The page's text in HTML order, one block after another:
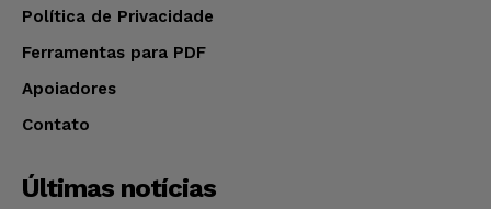
Política de Privacidade
Ferramentas para PDF
Apoiadores
Contato
Últimas notícias